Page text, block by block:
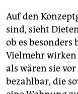
Auf den
sind, sieht
ob es
Vielmehr wirken
als wären sie
bezahlbar, die